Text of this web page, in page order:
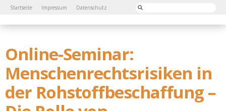
Startseite Impressum Datenschutz
Online-Seminar:
Menschenrechtsrisiken in
der Rohstoffbeschaffung –